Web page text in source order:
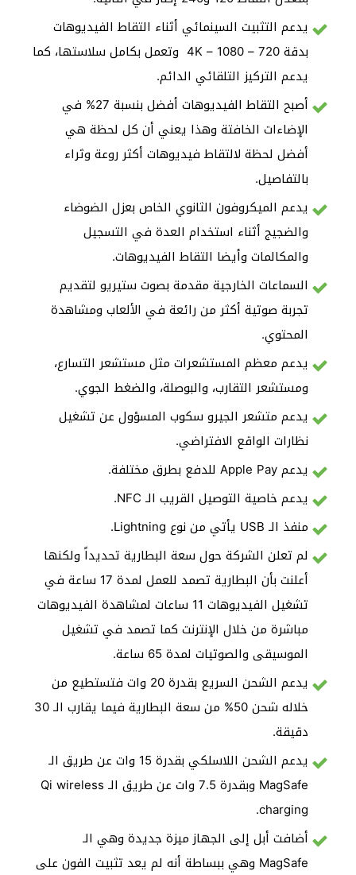
يدعم التثبيت السينمائي أثناء التقاط الفيديوهات
بدقة 4K – 1080 – 720 وتعمل بكامل سلاستها، كما
يدعم التركيز التلقائي الدائم.
أصبح التقاط الفيديوهات أفضل بنسبة 27% في
الإضاءات الخافتة وهذا يعني أن كل لحظة هي
أفضل لحظة لالتقاط فيديوهات أكثر روعة وثراء
بالتفاصيل.
يدعم الميكروفون الثانوي الخاص بعزل الضوضاء
والضجيج أثناء استخدام العدة في التسجيل
والمكالمات وأيضا التقاط الفيديوهات.
السماعات الخارجية مقدمة بصوت ستيريو لتقديم
تجربة صوتية أكثر من رائعة في الألعاب ومشاهدة
المحتوي.
يدعم معظم المستشعرات مثل مستشعر التسارع،
ومستشعر التقارب، والبوصلة، والضغط الجوي.
يدعم متشعر الجيرو سكوب المسؤول عن تشغيل
نظارات الواقع الافتراضي.
يدعم Apple Pay للدفع بطرق مختلفة.
يدعم خاصية التوصيل القريب الـ NFC.
منفذ الـ USB يأتي من نوع Lightning.
لم تعلن الشركة حول سعة البطارية تحديداً ولكنها
أعلنت بأن البطارية تصمد للعمل لمدة 17 ساعة في
تشغيل الفيديوهات 11 ساعات لمشاهدة الفيديوهات
مباشرة من خلال الإنترنت كما تصمد في تشغيل
الموسيقى والصوتيات لمدة 65 ساعة.
يدعم الشحن السريع بقدرة 20 وات فتستطيع من
خلاله شحن 50% من سعة البطارية فيما يقارب الـ 30
دقيقة.
يدعم الشحن اللاسلكي بقدرة 15 وات عن طريق الـ
MagSafe وبقدرة 7.5 وات عن طريق الـ Qi wireless
charging.
أضافت أبل إلى الجهاز ميزة جديدة وهي الـ
MagSafe وهي ببساطة أنه لم يعد تثبيت الفون على